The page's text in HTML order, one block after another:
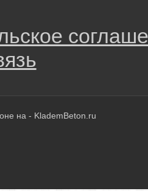
на - KlademBeton.ru